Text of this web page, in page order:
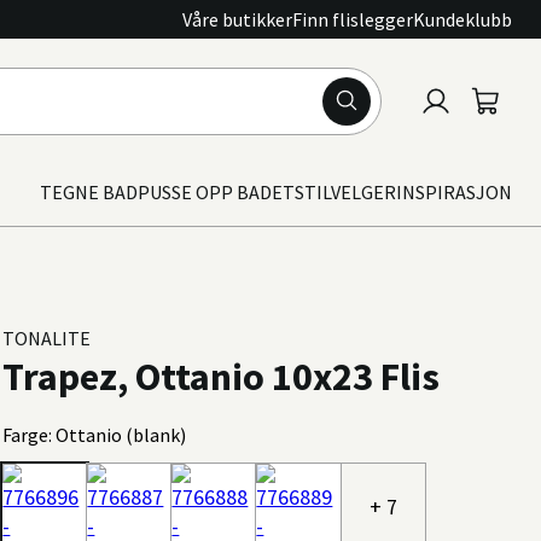
Våre butikkerFinn flisleggerKundeklubb
TEGNE BADPUSSE OPP BADETSTILVELGERINSPIRASJON
TONALITE
Trapez, Ottanio 10x23 Flis
Farge: Ottanio (blank)
+ 7